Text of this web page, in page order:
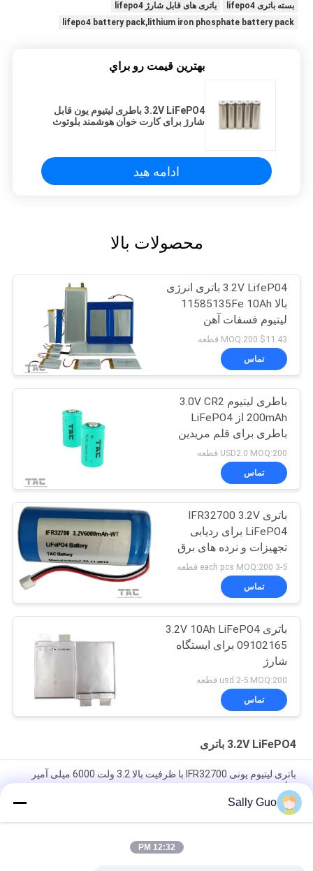
بسته باتری lifepo4
باتری های قابل شارژ lifepo4
lifepo4 battery pack,lithium iron phosphate battery pack
بهترين قيمت رو براي
3.2V LiFePO4 باطری لیتیوم یون قابل
شارژ برای کارت خوان هوشمند بلوتوث
ادامه هید
محصولات بالا
3.2V LifeP04 باتری انرژی
بالا 11585135Fe 10Ah
لیتیوم فسفات آهن
$11.43 MOQ:200 قطعه
تماس
باطری لیتیوم 3.0V CR2
200mAh از LiFePO4
باطری برای قلم مریدین
USD2.0 MOQ:200 قطعه
تماس
باتری IFR32700 3.2V
LiFePO4 برای ردیابی
تجهیزات و نرده های برق
خورشیدی
3-5 each pcs MOQ:200 قطعه
تماس
باتری 3.2V 10Ah LiFePO4
09102165 برای ایستگاه
شارژ
usd 2-5 MOQ:200 قطعه
تماس
3.2V LiFePO4 باتری
باتری لیتیوم یونی IFR32700 با ظرفیت بالا 3.2 ولت 6000 میلی آمپر
ساعت
برقی با انرژی خورشیدی
Sally Guo
12:32 PM